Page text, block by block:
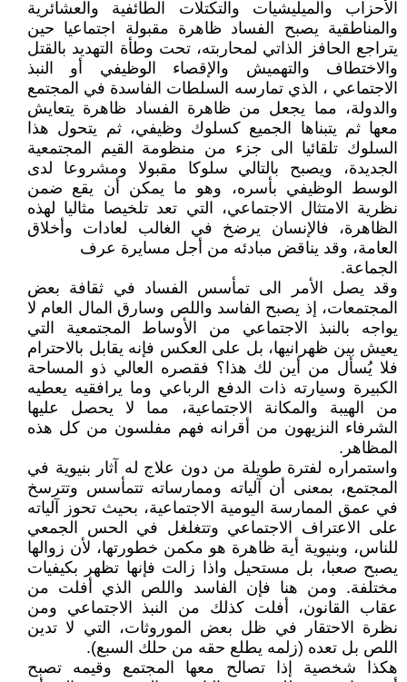
الأحزاب والميليشيات والتكتلات الطائفية والعشائرية
والمناطقية يصبح الفساد ظاهرة مقبولة اجتماعيا حين
يتراجع الحافز الذاتي لمحاربته، تحت وطأة التهديد بالقتل
والاختطاف والتهميش والإقصاء الوظيفي أو النبذ
الاجتماعي ، الذي تمارسه السلطات الفاسدة في المجتمع
والدولة، مما يجعل من ظاهرة الفساد ظاهرة يتعايش
معها ثم يتبناها الجميع كسلوك وظيفي، ثم يتحول هذا
السلوك تلقائيا الى جزء من منظومة القيم المجتمعية
الجديدة، ويصبح بالتالي سلوكا مقبولا ومشروعا لدى
الوسط الوظيفي بأسره، وهو ما يمكن أن يقع ضمن
نظرية الامتثال الاجتماعي، التي تعد تلخيصا مثاليا لهذه
الظاهرة، فالإنسان يرضخ في الغالب لعادات وأخلاق
العامة، وقد يناقض مبادئه من أجل مسايرة عرف
الجماعة.
وقد يصل الأمر الى تمأسس الفساد في ثقافة بعض
المجتمعات، إذ يصبح الفاسد واللص وسارق المال العام لا
يواجه بالنبذ الاجتماعي من الأوساط المجتمعية التي
يعيش بين ظهرانيها، بل على العكس فإنه يقابل بالاحترام
فلا يُسأل من أين لك هذا؟ فقصره العالي ذو المساحة
الكبيرة وسيارته ذات الدفع الرباعي وما يرافقيه يعطيه
من الهيبة والمكانة الاجتماعية، مما لا يحصل عليها
الشرفاء النزيهون من أقرانه فهم مفلسون من كل هذه
المظاهر.
واستمراره لفترة طويلة من دون علاج له آثار بنيوية في
المجتمع، بمعنى أن آلياته وممارساته تتمأسس وتترسخ
في عمق الممارسة اليومية الاجتماعية، بحيث تحوز آلياته
على الاعتراف الاجتماعي وتتغلغل في الحس الجمعي
للناس، وبنيوية أية ظاهرة هو مكمن خطورتها، لأن زوالها
يصبح صعبا، بل مستحيل واذا زالت فإنها تظهر بكيفيات
مختلفة. ومن هنا فإن الفاسد واللص الذي أفلت من
عقاب القانون، أفلت كذلك من النبذ الاجتماعي ومن
نظرة الاحتقار في ظل بعض الموروثات، التي لا تدين
اللص بل تعده (زلمه يطلع حقه من حلك السبع).
هكذا شخصية إذا تصالح معها المجتمع وقيمه تصبح